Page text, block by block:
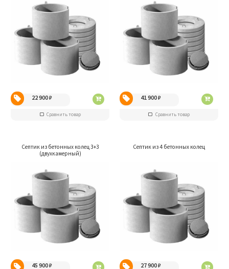
22 900₽
Сравнить товар
41 900₽
Сравнить товар
Септик из бетонных колец 3+3
(двухкамерный)
45 900₽
Септик из 4 бетонных колец
27 900₽